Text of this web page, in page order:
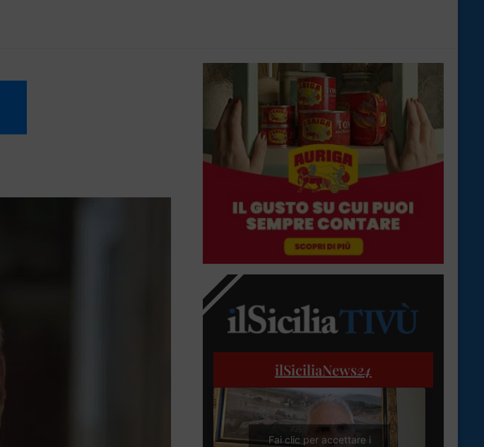
ilSiciliaNews24
Fai clic per accettare i